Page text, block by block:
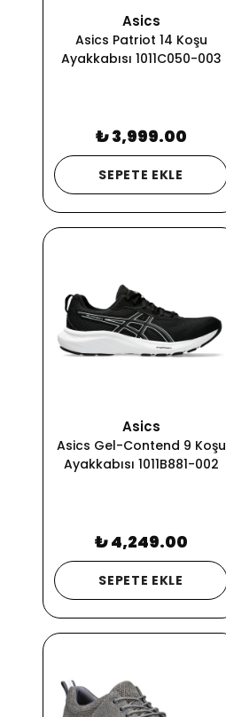
Asics
Asics Patriot 14 Koşu
Ayakkabısı 1011C050-003
₺ 3,999.00
SEPETE EKLE
Asics
Asics Gel-Contend 9 Koşu
Ayakkabısı 1011B881-002
₺ 4,249.00
SEPETE EKLE